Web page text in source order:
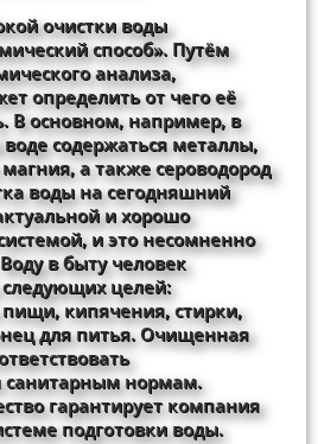
очистки воды
способ». Путём
анализа,
определить от чего её
В основном, например, в
содержаться металлы,
а также сероводород
воды на сегодняшний
и хорошо
и это несомненно
в быту человек
следующих целей:
кипячения, стирки,
для питья. Очищенная
нормам.
гарантирует компания
подготовки воды.